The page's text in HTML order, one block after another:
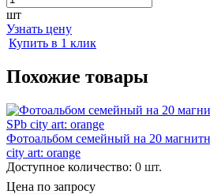
шт
Узнать цену
Купить в 1 клик
Похожие товары
Фотоальбом семейный на 20
city art: orange
Доступное количество: 0 шт.
Цена по запросу